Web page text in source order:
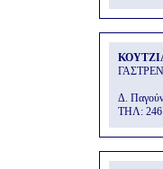
Δ.
THΛ: